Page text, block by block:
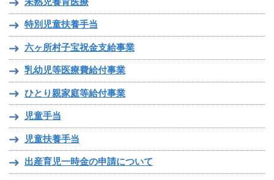
特別児童扶養手当
六ヶ所村子宝祝金支給事業
乳幼児等医療費給付事業
ひとり親家庭等給付事業
児童手当
児童扶養手当
出産育児一時金の申請について